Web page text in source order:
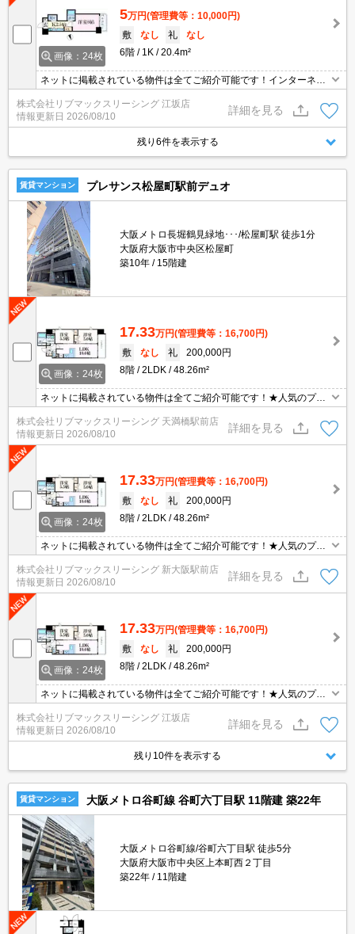
画像：24枚
5万円(管理費等：10,000円)
敷
なし 礼
なし
6階
1K 20.4m²
ネットに掲載されている物件は全てご紹介可能です！インターネッ
ット飼育可★弊社は天満橋駅前店、新大阪駅前店、梅田店、四ツ橋
店ご希望の店舗でご対応可能です★女性スタッフ・ベテランスタッ
株式会社リブマックスリーシング 江坂店
情報更新日 2026/08/10
詳細を見る
残り6件を表示する
賃貸マンション プレサンス松屋町駅前デュオ
大阪メトロ長堀鶴見緑地･･･/松屋町駅 徒歩1分
大阪府大阪市中央区松屋町
築10年
15階建
画像：24枚
17.33万円(管理費等：16,700円)
敷
なし 礼
200,000円
8階
2LDK 48.26m²
ネットに掲載されている物件は全てご紹介可能です！★人気のプレ
期費用クレジット決済可能★保証人不要★駅前物件で交通利便性良
好です♪
株式会社リブマックスリーシング 天満橋駅前店
情報更新日 2026/08/10
詳細を見る
画像：24枚
17.33万円(管理費等：16,700円)
敷
なし 礼
200,000円
8階
2LDK 48.26m²
ネットに掲載されている物件は全てご紹介可能です！★人気のプレ
期費用クレジット決済可能★保証人不要★駅前物件で交通利便性良
好です♪
株式会社リブマックスリーシング 新大阪駅前店
情報更新日 2026/08/10
詳細を見る
画像：24枚
17.33万円(管理費等：16,700円)
敷
なし 礼
200,000円
8階
2LDK 48.26m²
ネットに掲載されている物件は全てご紹介可能です！★人気のプレ
期費用クレジット決済可能★保証人不要★駅前物件で交通利便性良
好です♪
株式会社リブマックスリーシング 江坂店
情報更新日 2026/08/10
詳細を見る
残り10件を表示する
賃貸マンション 大阪メトロ谷町線 谷町六丁目駅 11階建 築22年
大阪メトロ谷町線/谷町六丁目駅 徒歩5分
大阪府大阪市中央区上本町西２丁目
築22年
11階建